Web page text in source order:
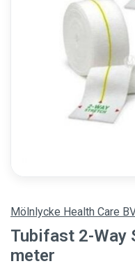
Mölnlycke Health Care
Tubifast 2-Way
meter